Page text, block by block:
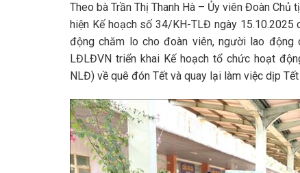
Theo bà Trần Thị Thanh Hà – Ủy viên Đoàn
hiện Kế hoạch số 34/KH-TLĐ ngày
động chăm lo cho đoàn viên, người lao động
LĐLĐVN triển khai Kế hoạch tổ chức hoạt
NLĐ) về quê đón Tết và quay lại làm việc dịp